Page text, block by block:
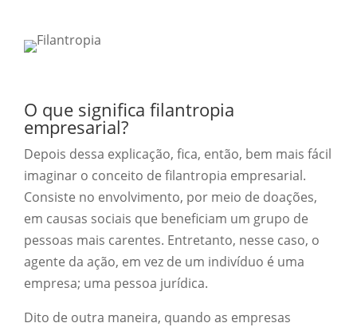
O que significa filantropia
empresarial?
Depois dessa explicação, fica, então, bem mais fácil
imaginar o conceito de filantropia empresarial.
Consiste no envolvimento, por meio de doações,
em causas sociais que beneficiam um grupo de
pessoas mais carentes. Entretanto, nesse caso, o
agente da ação, em vez de um indivíduo é uma
empresa; uma pessoa jurídica.
Dito de outra maneira, quando as empresas